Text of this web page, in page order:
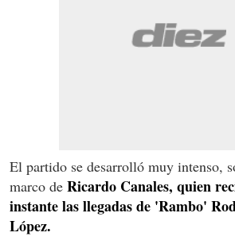
El partido se desarrolló muy intenso,
marco de Ricardo Canales, quien
instante las llegadas de 'Rambo'
López.